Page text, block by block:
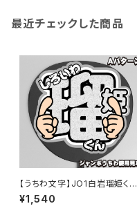
最近チェックした商品
【うちわ文字】JO1白岩瑠姫くん
⑤ Smileスマイル 即納 【JO1】
¥1,540